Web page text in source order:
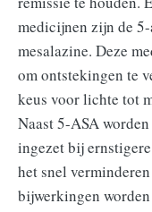
medicijnen zijn de
mesalazine. Deze
om ontstekingen te
keus voor lichte tot
Naast 5-ASA
ingezet bij
het snel
bijwerkingen